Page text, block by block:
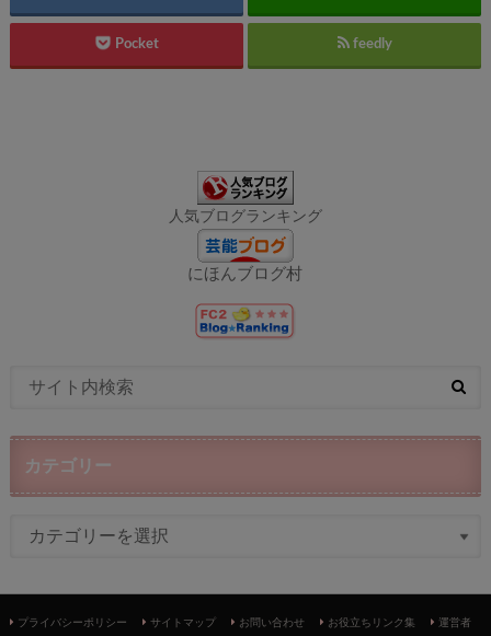
Pocket feedly
人気ブログランキング
にほんブログ村
カテゴリー
プライバシーポリシー サイトマップ お問い合わせ お役立ちリンク集 運営者